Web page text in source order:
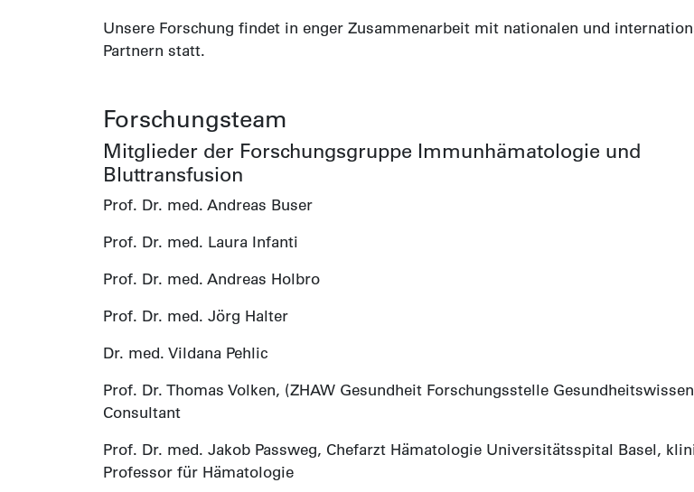
Unsere Forschung findet in enger Zusammenarbeit mit nationalen und
Partnern statt.
Forschungsteam
Mitglieder der Forschungsgruppe Immunhämatologie und
Bluttransfusion
Prof. Dr. med. Andreas Buser
Prof. Dr. med. Laura Infanti
Prof. Dr. med. Andreas Holbro
Prof. Dr. med. Jörg Halter
Dr. med. Vildana Pehlic
Prof. Dr. Thomas Volken, (ZHAW Gesundheit Forschungsstelle
Consultant
Prof. Dr. med. Jakob Passweg, Chefarzt Hämatologie Universitätsspital Basel,
Professor für Hämatologie